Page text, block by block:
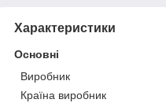
Характеристики
Основні
Виробник
Країна виробник